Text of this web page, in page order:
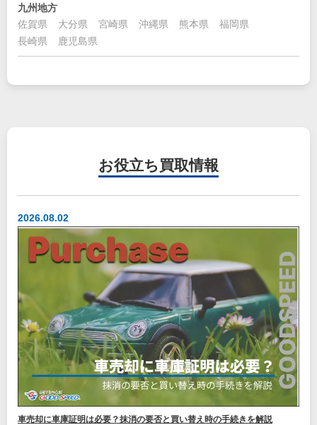
九州地方
佐賀県
大分県 宮崎県 沖縄県 熊本県
福岡県
長崎県
鹿児島県
お役立ち 買取情報
2026.08.02
車売却に車庫証明は必要？抹消の要否と買い替え時の手続きを解説